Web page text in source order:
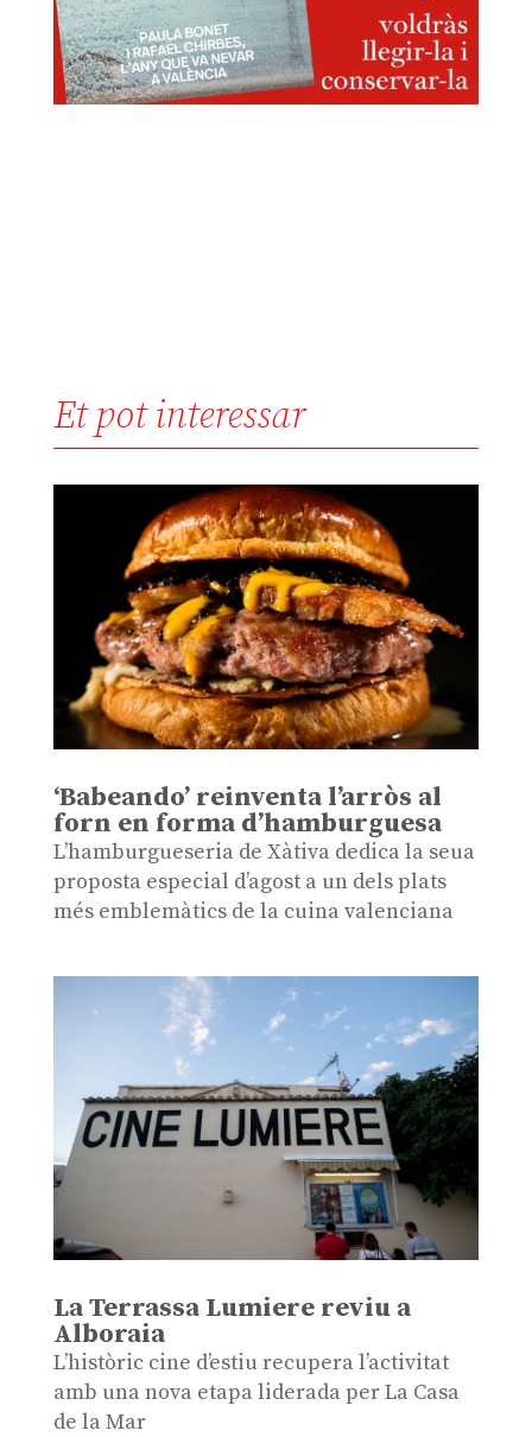
Et pot interessar
‘Babeando’ reinventa l’arròs al
forn en forma d’hamburguesa
L’hamburgueseria de Xàtiva dedica la seua
proposta especial d’agost a un dels plats
més emblemàtics de la cuina valenciana
La Terrassa Lumiere reviu a
Alboraia
L’històric cine d’estiu recupera l’activitat
amb una nova etapa liderada per La Casa
de la Mar